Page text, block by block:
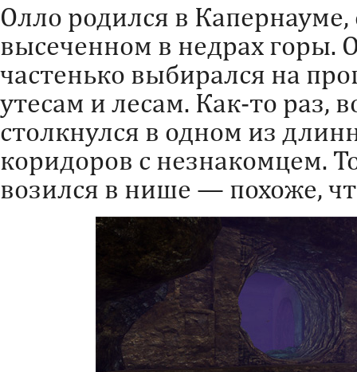
Олло родился в Капернауме,
высеченном в недрах
частенько выбирался на
утесам и лесам. Как-то раз,
столкнулся в одном из
коридоров с незнакомцем.
возился в нише — похоже,